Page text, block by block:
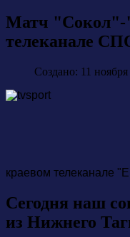
Матч "Сокол"-
телеканале
Создано: 11
краевом телеканале
Сегодня наш
из Нижнего